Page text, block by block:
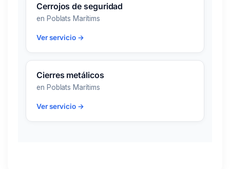
Cerrojos de seguridad
en Poblats Marítims
Ver servicio →
Cierres metálicos
en Poblats Marítims
Ver servicio →